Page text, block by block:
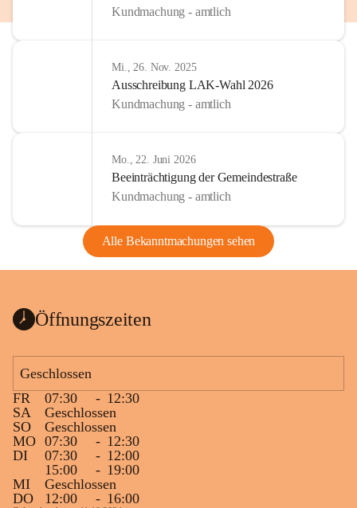
Kundmachung - amtlich
Mi., 26. Nov. 2025
Ausschreibung LAK-Wahl 2026
Kundmachung - amtlich
Mo., 22. Juni 2026
Beeinträchtigung der Gemeindestraße
Kundmachung - amtlich
Alle Bekanntmachungen sehen
Öffnungszeiten
Geschlossen
FR
07:30 - 12:30
SA
Geschlossen
SO
Geschlossen
MO 07:30 - 12:30
DI
07:30 - 12:00
15:00
- 19:00
MI
Geschlossen
DO
12:00 - 16:00